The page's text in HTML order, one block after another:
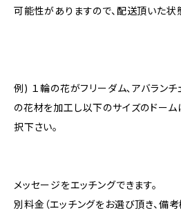
可能性がありますので、配送頂いた状
例) １輪の花がフリーダム､アバラン
の花材を加工し以下のサイズのドーム
択下さい。
メッセージをエッチングできます。
別料金（エッチングをお選び頂き、備